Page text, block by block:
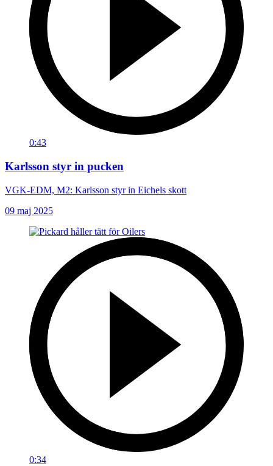
0:43
Karlsson styr in pucken
VGK-EDM, M2: Karlsson styr in Eichels skott
09 maj 2025
0:34